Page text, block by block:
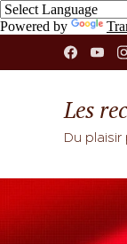
Powered by
Les
Du